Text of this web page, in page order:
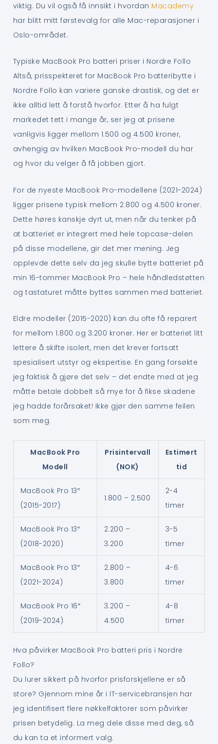
viktig. Du vil også få innsikt i hvordan Macademy
har blitt mitt førstevalg for alle Mac-reparasjoner i
Oslo-området.
Typiske MacBook Pro batteri priser i Nordre Follo
Altså, prisspekteret for MacBook Pro batteribytte i
Nordre Follo kan variere ganske drastisk, og det er
ikke alltid lett å forstå hvorfor. Etter å ha fulgt
markedet tett i mange år, ser jeg at prisene
vanligvis ligger mellom 1.500 og 4.500 kroner,
avhengig av hvilken MacBook Pro-modell du har
og hvor du velger å få jobben gjort.
For de nyeste MacBook Pro-modellene (2021-2024)
ligger prisene typisk mellom 2.800 og 4.500 kroner.
Dette høres kanskje dyrt ut, men når du tenker på
at batteriet er integrert med hele topcase-delen
på disse modellene, gir det mer mening. Jeg
opplevde dette selv da jeg skulle bytte batteriet på
min 16-tommer MacBook Pro – hele håndledstøtten
og tastaturet måtte byttes sammen med batteriet.
Eldre modeller (2015-2020) kan du ofte få reparert
for mellom 1.800 og 3.200 kroner. Her er batteriet litt
lettere å skifte isolert, men det krever fortsatt
spesialisert utstyr og ekspertise. En gang forsøkte
jeg faktisk å gjøre det selv – det endte med at jeg
måtte betale dobbelt så mye for å fikse skadene
jeg hadde forårsaket! Ikke gjør den samme feilen
som meg.
MacBook Pro
Modell
Prisintervall
(NOK)
Estimert
tid
MacBook Pro 13″
(2015-2017)
1.800 – 2.500
2-4
timer
MacBook Pro 13″
(2018-2020)
2.200 –
3.200
3-5
timer
MacBook Pro 13″
(2021-2024)
2.800 –
3.800
4-6
timer
MacBook Pro 16″
(2019-2024)
3.200 –
4.500
4-8
timer
Hva påvirker MacBook Pro batteri pris i Nordre
Follo?
Du lurer sikkert på hvorfor prisforskjellene er så
store? Gjennom mine år i IT-servicebransjen har
jeg identifisert flere nøkkelfaktorer som påvirker
prisen betydelig. La meg dele disse med deg, så
du kan ta et informert valg.